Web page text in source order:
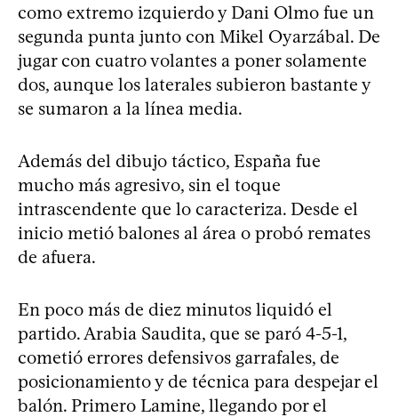
como extremo izquierdo y Dani Olmo fue un
segunda punta junto con Mikel Oyarzábal. De
jugar con cuatro volantes a poner solamente
dos, aunque los laterales subieron bastante y
se sumaron a la línea media.
Además del dibujo táctico, España fue
mucho más agresivo, sin el toque
intrascendente que lo caracteriza. Desde el
inicio metió balones al área o probó remates
de afuera.
En poco más de diez minutos liquidó el
partido. Arabia Saudita, que se paró 4-5-1,
cometió errores defensivos garrafales, de
posicionamiento y de técnica para despejar el
balón. Primero Lamine, llegando por el